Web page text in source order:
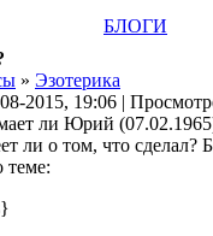
БЛОГИ
» Эзотерика
2015, 19:06 |
ли Юрий
ли о том, что сделал?
теме: